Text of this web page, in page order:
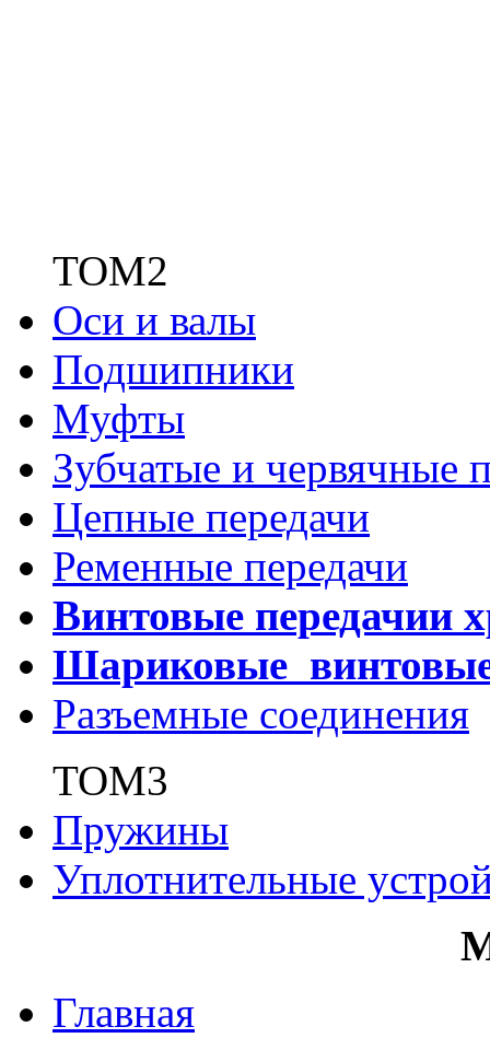
ТОМ2
Оси и валы
Подшипники
Муфты
Зубчатые и червячные
Цепные передачи
Ременные передачи
Винтовые передачии
Шариковые
Разъемные соединения
ТОМ3
Пружины
Уплотнительные
Главная